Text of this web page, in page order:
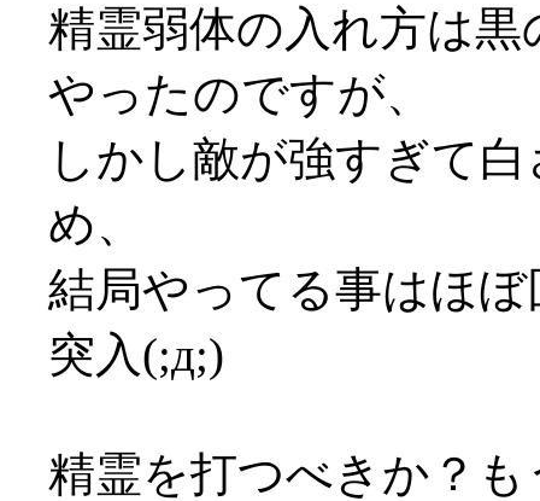
精霊弱体の入れ方は
やったのですが、
しかし敵が強すぎて
め、
結局やってる事はほ
突入(;д;)
精霊を打つべきか？